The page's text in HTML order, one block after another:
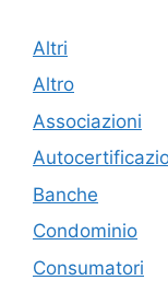
Altri
Altro
Associazioni
Banche
Condominio
Consumatori